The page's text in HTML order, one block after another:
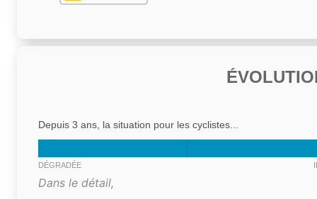
Depuis 3 ans, la situation pour les cyclistes...
DÉGRADÉE
Dans le détail,